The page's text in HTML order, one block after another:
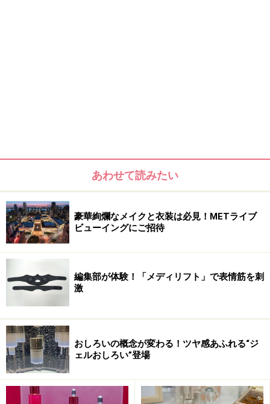
り、生まれたての素肌のようなつややハリ、自然な立体
る、ディシラ史上最高の仕上がり美で、薔薇色の肌を目
指してみては？
■DATA
ディシラ クリームファンデーションa M 6色 各
12000円（税抜）
ディシラ クリームファンデーションa WP 6色 各
12000円（税抜）
ディシラ パウダーファンデーションa（レフィル） 6
色 各9000円（税抜）
ディシラ ファンデーション ケース RS 3000円（税
抜）
あわせて読みたい
豪華絢爛なメイクと衣装は必見！METライブ
ビューイングにご招待
編集部が体験！「メディリフト」で表情筋を刺
激
おしろいの概念が変わる！ツヤ感あふれる“ジ
ェルおしろい”登場